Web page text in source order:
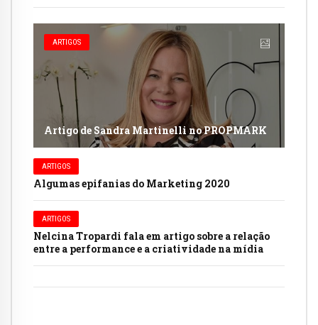
ARTIGOS
Artigo de Sandra Martinelli no PROPMARK
ARTIGOS
Algumas epifanias do Marketing 2020
ARTIGOS
Nelcina Tropardi fala em artigo sobre a relação
entre a performance e a criatividade na mídia